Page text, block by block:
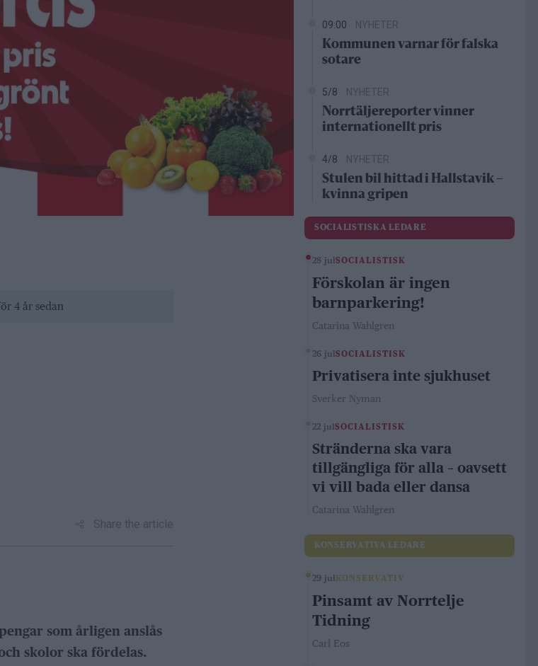
4 år sedan
Share the article
som årligen anslås
skolor ska fördelas.
09:00 NYHETER
Kommunen varnar för falska
sotare
5/8 NYHETER
Norrtäljereporter vinner
internationellt pris
4/8 NYHETER
Stulen bil hittad i Hallstavik –
kvinna gripen
SOCIALISTISKA LEDARE
28 julSOCIALISTISK
Förskolan är ingen
barnparkering!
Catarina Wahlgren
26 julSOCIALISTISK
Privatisera inte sjukhuset
Sverker Nyman
22 julSOCIALISTISK
Stränderna ska vara
tillgängliga för alla – oavsett
vi vill bada eller dansa
Catarina Wahlgren
KONSERVATIVA LEDARE
29 jul KONSERVATIV
Pinsamt av Norrtelje
Tidning
Carl Eos